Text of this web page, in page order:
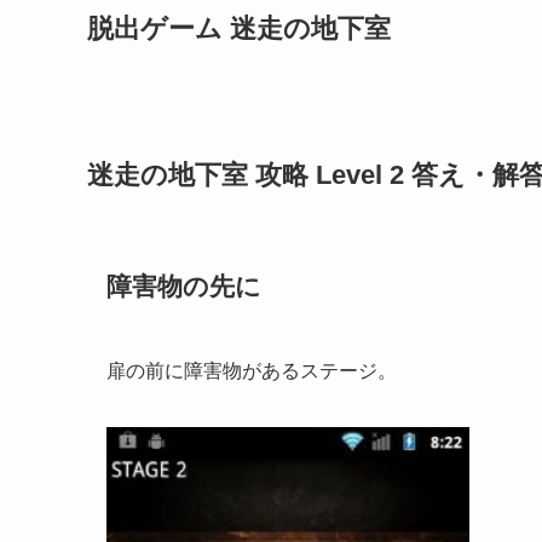
脱出ゲーム 迷走の地下室
迷走の地下室 攻略 Level 2 答え・解
障害物の先に
扉の前に障害物があるステージ。